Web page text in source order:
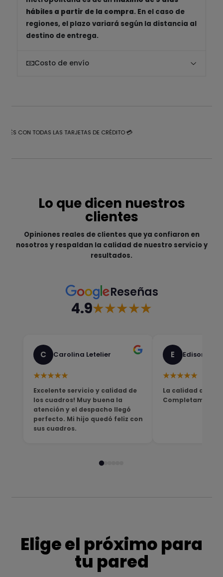
hábiles a partir de la compra. En el caso de
regiones, el plazo variará según la distancia al
destino de entrega.
Costo de envío
CON TODAS LAS TARJETAS DE CRÉDITO 💳
Lo que dicen nuestros
clientes
Opiniones reales de clientes que ya confiaron en
nosotros y respaldan la calidad de nuestro servicio y
resultados.
Reseñas
4.9★★★★★
C Carolina Letelier
★★★★★
Excelente servicio y calidad de
los cuadros! Muy buena la
atención y el despacho llegó
perfecto. Mi hijo quedó feliz con
sus cuadros.
E Edison
★★★★★
La calidad del
Completamente
Elige el próximo para
tu pared